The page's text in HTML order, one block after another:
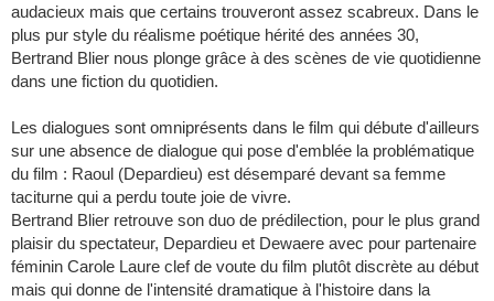
audacieux mais que certains trouveront assez scabreux. Dans le
plus pur style du réalisme poétique hérité des années 30,
Bertrand Blier nous plonge grâce à des scènes de vie quotidienne
dans une fiction du quotidien.
Les dialogues sont omniprésents dans le film qui débute d'ailleurs
sur une absence de dialogue qui pose d'emblée la problématique
du film : Raoul (Depardieu) est désemparé devant sa femme
taciturne qui a perdu toute joie de vivre.
Bertrand Blier retrouve son duo de prédilection, pour le plus grand
plaisir du spectateur, Depardieu et Dewaere avec pour partenaire
féminin Carole Laure clef de voute du film plutôt discrète au début
mais qui donne de l'intensité dramatique à l'histoire dans la